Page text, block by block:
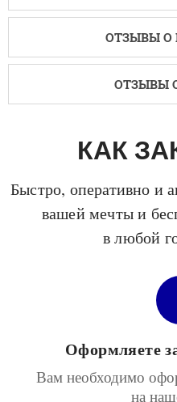
ОТЗЫВЫ О
ОТЗЫВЫ
КАК
Быстро, оперативно и
вашей мечты и
в любой
Оформляете
Вам необходимо
на